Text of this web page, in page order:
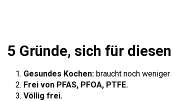
5 Gründe, sich für
Gesundes Kochen: braucht noch
Frei von PFAS, PFOA, PTFE.
Völlig frei.